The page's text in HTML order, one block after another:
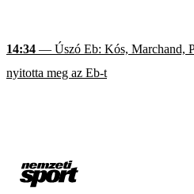
14:34 — Úszó Eb: Kós, Marchand,
nyitotta meg az Eb-t